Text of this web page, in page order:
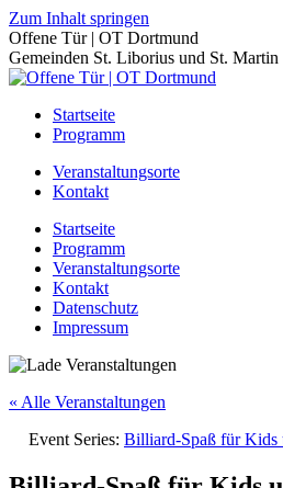
Zum Inhalt springen
Offene Tür | OT Dortmund
Gemeinden St. Liborius und St. Martin
Startseite
Programm
Veranstaltungsorte
Kontakt
Startseite
Programm
Veranstaltungsorte
Kontakt
Datenschutz
Impressum
« Alle Veranstaltungen
Event Series: Billiard-Spaß für Kids